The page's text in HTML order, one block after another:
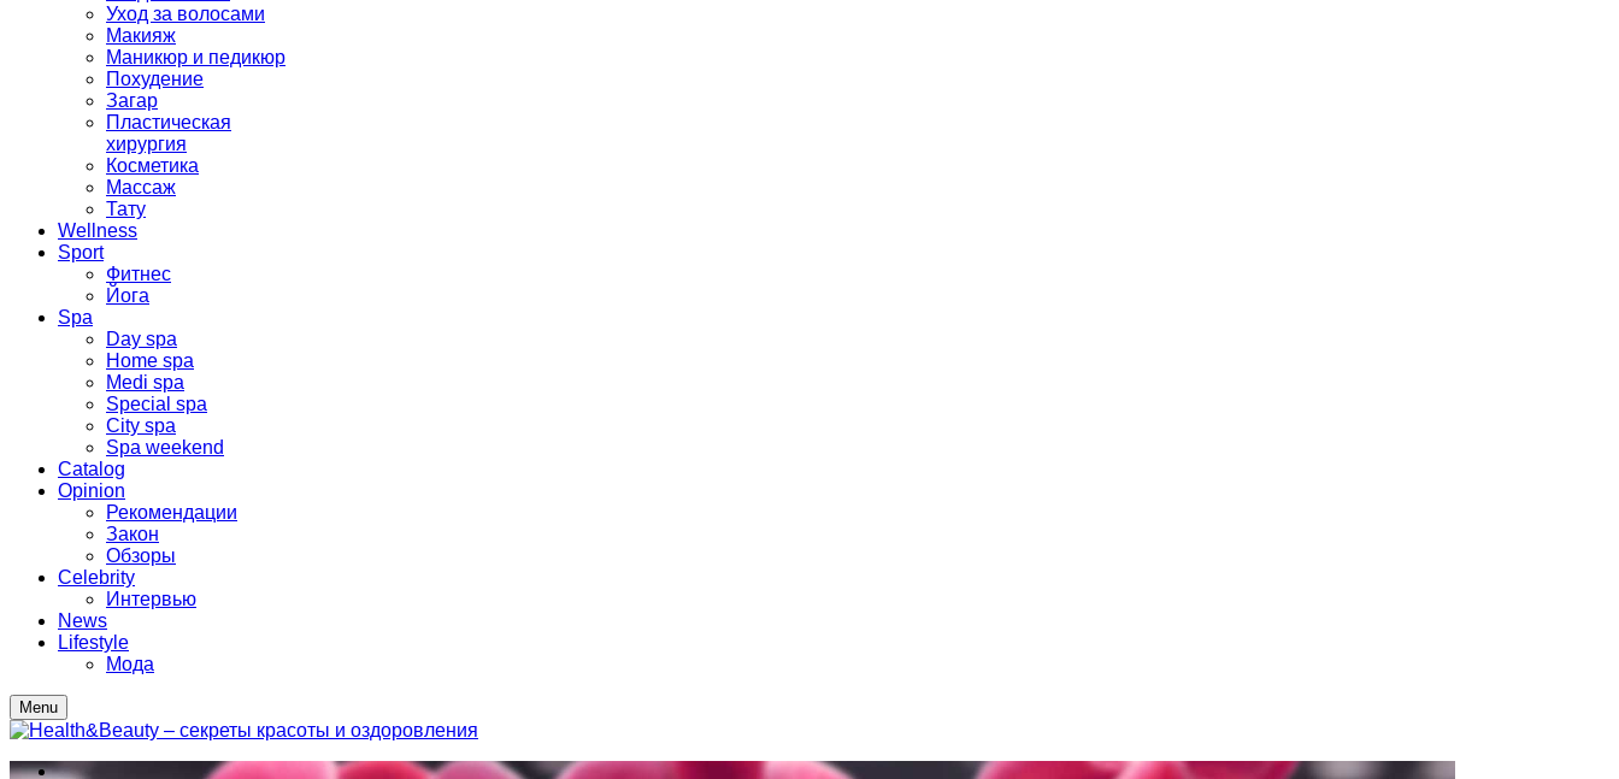
Уход за волосами
Макияж
Маникюр и педикюр
Похудение
Загар
Пластическая
хирургия
Косметика
Массаж
Тату
Wellness
Sport
Фитнес
Йога
Spa
Day spa
Home spa
Medi spa
Special spa
City spa
Spa weekend
Catalog
Opinion
Рекомендации
Закон
Обзоры
Celebrity
Интервью
News
Lifestyle
Мода
Menu